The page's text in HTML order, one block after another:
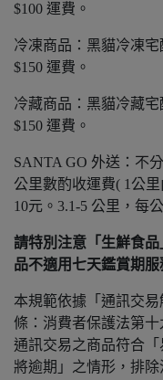
$100 運費。
冷凍商品：黑貓冷凍宅
$150 運費。
冷藏商品：黑貓冷藏宅
$150 運費。
SANTA GO 外送：不
公里數酌收運費( 1公
10元。3.1-5 公里，每
請特別注意「生鮮食
品不適用七天鑑賞期
本規範依據「通訊交
條：消費者保護法第
通訊交易之商品符合
將逾期」之情形，排